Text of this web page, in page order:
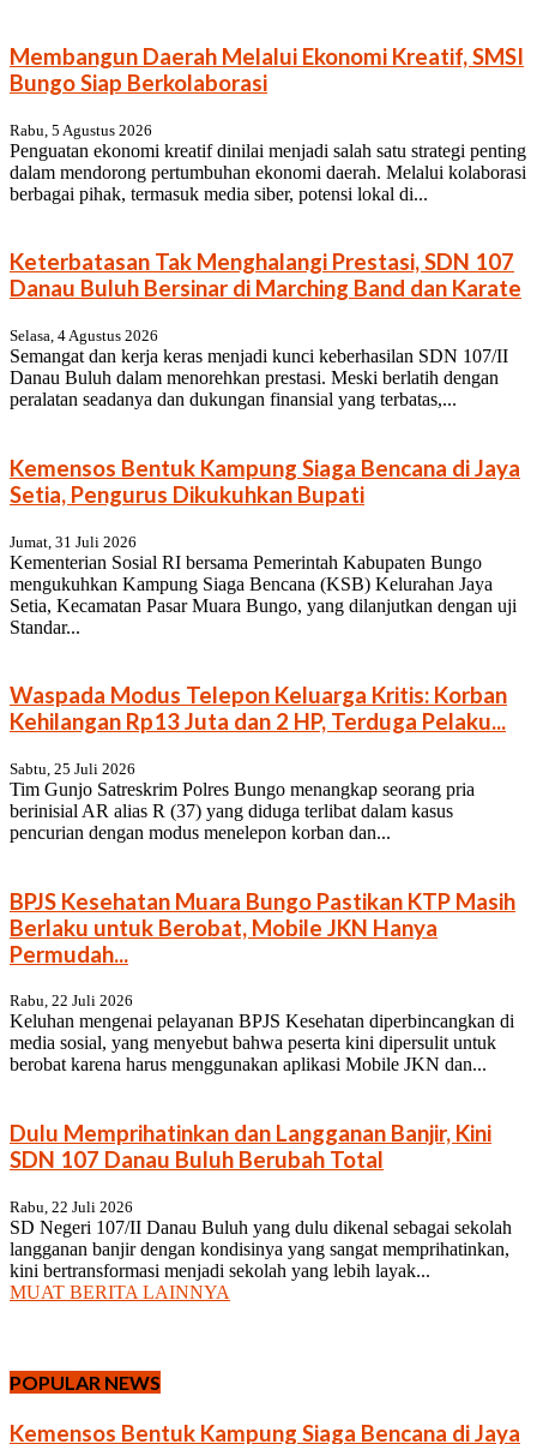
Membangun Daerah Melalui Ekonomi Kreatif, SMSI
Bungo Siap Berkolaborasi
Rabu, 5 Agustus 2026
Penguatan ekonomi kreatif dinilai menjadi salah satu strategi penting
dalam mendorong pertumbuhan ekonomi daerah. Melalui kolaborasi
berbagai pihak, termasuk media siber, potensi lokal di...
Keterbatasan Tak Menghalangi Prestasi, SDN 107
Danau Buluh Bersinar di Marching Band dan Karate
Selasa, 4 Agustus 2026
Semangat dan kerja keras menjadi kunci keberhasilan SDN 107/II
Danau Buluh dalam menorehkan prestasi. Meski berlatih dengan
peralatan seadanya dan dukungan finansial yang terbatas,...
Kemensos Bentuk Kampung Siaga Bencana di Jaya
Setia, Pengurus Dikukuhkan Bupati
Jumat, 31 Juli 2026
Kementerian Sosial RI bersama Pemerintah Kabupaten Bungo
mengukuhkan Kampung Siaga Bencana (KSB) Kelurahan Jaya
Setia, Kecamatan Pasar Muara Bungo, yang dilanjutkan dengan uji
Standar...
Waspada Modus Telepon Keluarga Kritis: Korban
Kehilangan Rp13 Juta dan 2 HP, Terduga Pelaku...
Sabtu, 25 Juli 2026
Tim Gunjo Satreskrim Polres Bungo menangkap seorang pria
berinisial AR alias R (37) yang diduga terlibat dalam kasus
pencurian dengan modus menelepon korban dan...
BPJS Kesehatan Muara Bungo Pastikan KTP Masih
Berlaku untuk Berobat, Mobile JKN Hanya
Permudah...
Rabu, 22 Juli 2026
Keluhan mengenai pelayanan BPJS Kesehatan diperbincangkan di
media sosial, yang menyebut bahwa peserta kini dipersulit untuk
berobat karena harus menggunakan aplikasi Mobile JKN dan...
Dulu Memprihatinkan dan Langganan Banjir, Kini
SDN 107 Danau Buluh Berubah Total
Rabu, 22 Juli 2026
SD Negeri 107/II Danau Buluh yang dulu dikenal sebagai sekolah
langganan banjir dengan kondisinya yang sangat memprihatinkan,
kini bertransformasi menjadi sekolah yang lebih layak...
MUAT BERITA LAINNYA
POPULAR NEWS
Kemensos Bentuk Kampung Siaga Bencana di Jaya